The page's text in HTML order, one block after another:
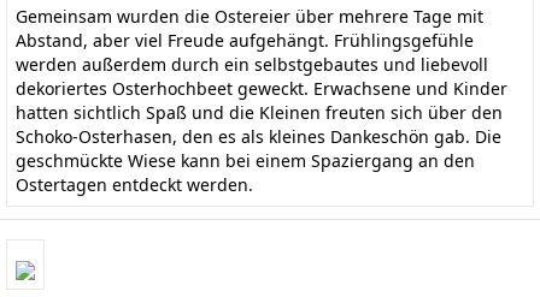
Gemeinsam wurden die Ostereier über mehrere Tage mit
Abstand, aber viel Freude aufgehängt. Frühlingsgefühle
werden außerdem durch ein selbstgebautes und liebevoll
dekoriertes Osterhochbeet geweckt. Erwachsene und Kinder
hatten sichtlich Spaß und die Kleinen freuten sich über den
Schoko-Osterhasen, den es als kleines Dankeschön gab. Die
geschmückte Wiese kann bei einem Spaziergang an den
Ostertagen entdeckt werden.